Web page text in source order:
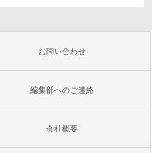
お問い合わせ
編集部へのご連絡
会社概要